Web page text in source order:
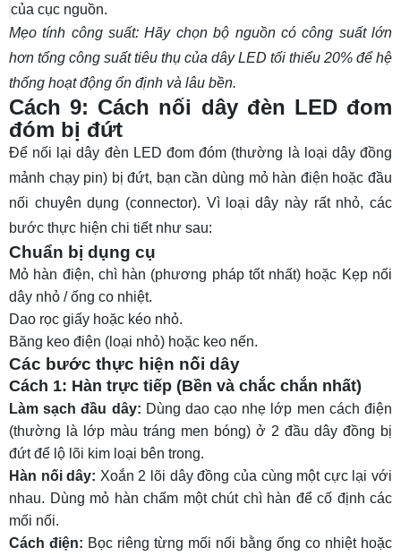
của cục nguồn.
Mẹo tính công suất: Hãy chọn bộ nguồn có công suất lớn
hơn tổng công suất tiêu thụ của dây LED tối thiểu 20% để hệ
thống hoạt động ổn định và lâu bền.
Cách 9: Cách nối dây đèn LED đom
đóm bị đứt
Để nối lại dây đèn LED đom đóm (thường là loại dây đồng
mảnh chạy pin) bị đứt, bạn cần dùng mỏ hàn điện hoặc đầu
nối chuyên dụng (connector). Vì loại dây này rất nhỏ, các
bước thực hiện chi tiết như sau:
Chuẩn bị dụng cụ
Mỏ hàn điện, chì hàn (phương pháp tốt nhất) hoặc Kẹp nối
dây nhỏ / ống co nhiệt.
Dao rọc giấy hoặc kéo nhỏ.
Băng keo điện (loại nhỏ) hoặc keo nến.
Các bước thực hiện nối dây
Cách 1: Hàn trực tiếp (Bền và chắc chắn nhất)
Làm sạch đầu dây: Dùng dao cạo nhẹ lớp men cách điện
(thường là lớp màu tráng men bóng) ở 2 đầu dây đồng bị
đứt để lộ lõi kim loại bên trong.
Hàn nối dây: Xoắn 2 lõi dây đồng của cùng một cực lại với
nhau. Dùng mỏ hàn chấm một chút chì hàn để cố định các
mối nối.
Cách điện: Bọc riêng từng mối nối bằng ống co nhiệt hoặc